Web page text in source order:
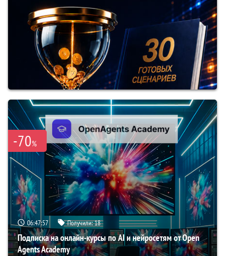
-70%
06:47:56 Получили:18
Подписка на онлайн-курсы по AI и нейросетям от Open
Agents Academy